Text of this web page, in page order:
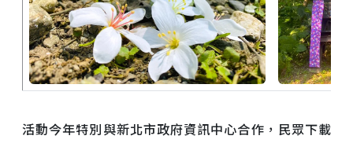
活動今年特別與新北市政府資訊中心合作，民眾下載